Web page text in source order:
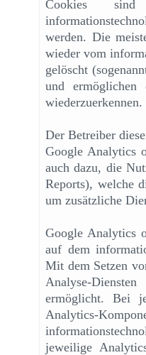
Cookies
werden. Die
wieder vom
gelöscht
und ermöglichen
wiederzuerkennen.
Der Betreiber
Google Analytics
auch dazu, die
Reports), welche
um zusätzliche
Google Analytics
auf dem
Mit dem Setzen
Analyse-
ermöglicht. Bei
Analytics-
jeweilige